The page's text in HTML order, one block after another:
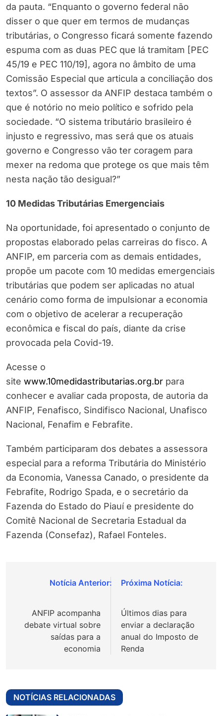
da pauta. “Enquanto o governo federal não
disser o que quer em termos de mudanças
tributárias, o Congresso ficará somente fazendo
espuma com as duas PEC que lá tramitam [PEC
45/19 e PEC 110/19], agora no âmbito de uma
Comissão Especial que articula a conciliação dos
textos”. O assessor da ANFIP destaca também o
que é notório no meio político e sofrido pela
sociedade. “O sistema tributário brasileiro é
injusto e regressivo, mas será que os atuais
governo e Congresso vão ter coragem para
mexer na redoma que protege os que mais têm
nesta nação tão desigual?”
10 Medidas Tributárias Emergenciais
Na oportunidade, foi apresentado o conjunto de
propostas elaborado pelas carreiras do fisco. A
ANFIP, em parceria com as demais entidades,
propõe um pacote com 10 medidas emergenciais
tributárias que podem ser aplicadas no atual
cenário como forma de impulsionar a economia
com o objetivo de acelerar a recuperação
econômica e fiscal do país, diante da crise
provocada pela Covid-19.
Acesse o
site www.10medidastributarias.org.br para
conhecer e avaliar cada proposta, de autoria da
ANFIP, Fenafisco, Sindifisco Nacional, Unafisco
Nacional, Fenafim e Febrafite.
Também participaram dos debates a assessora
especial para a reforma Tributária do Ministério
da Economia, Vanessa Canado, o presidente da
Febrafite, Rodrigo Spada, e o secretário da
Fazenda do Estado do Piauí e presidente do
Comitê Nacional de Secretaria Estadual da
Fazenda (Consefaz), Rafael Fonteles.
Navegação
Post
ANFIP acompanha
debate virtual sobre
saídas para a
economia
Últimos dias para
enviar a declaração
anual do Imposto de
Renda
NOTÍCIAS RELACIONADAS